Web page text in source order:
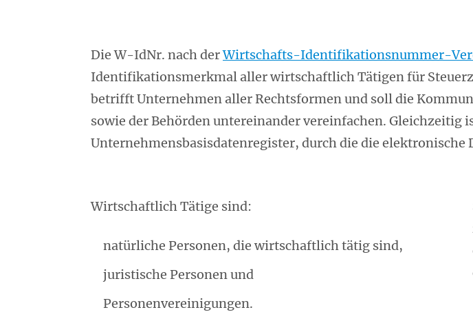
Die W-IdNr. nach derWirtschafts-Identifikationsnummer-
Identifikationsmerkmal aller wirtschaftlich Tätigen für
betrifft Unternehmen aller Rechtsformen und soll die
sowie der Behörden untereinander vereinfachen.
Unternehmensbasisdatenregister, durch die die
Wirtschaftlich Tätige sind:
natürliche Personen, die wirtschaftlich tätig sind,
juristische Personen und
Personenvereinigungen.